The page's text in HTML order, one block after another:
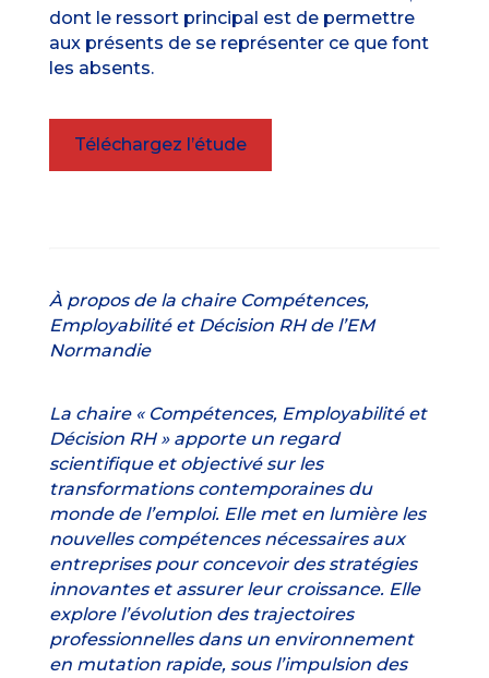
dont le ressort principal est de permettre
aux présents de se représenter ce que font
les absents.
Téléchargez l’étude
À propos de la chaire Compétences,
Employabilité et Décision RH de l’EM
Normandie
La chaire « Compétences, Employabilité et
Décision RH » apporte un regard
scientifique et objectivé sur les
transformations contemporaines du
monde de l’emploi. Elle met en lumière les
nouvelles compétences nécessaires aux
entreprises pour concevoir des stratégies
innovantes et assurer leur croissance. Elle
explore l’évolution des trajectoires
professionnelles dans un environnement
en mutation rapide, sous l’impulsion des